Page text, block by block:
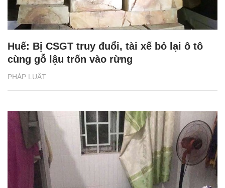
PHÁP LUẬT
Huế: Bị CSGT truy đuổi, tài xế bỏ lại ô tô
cùng gỗ lậu trốn vào rừng